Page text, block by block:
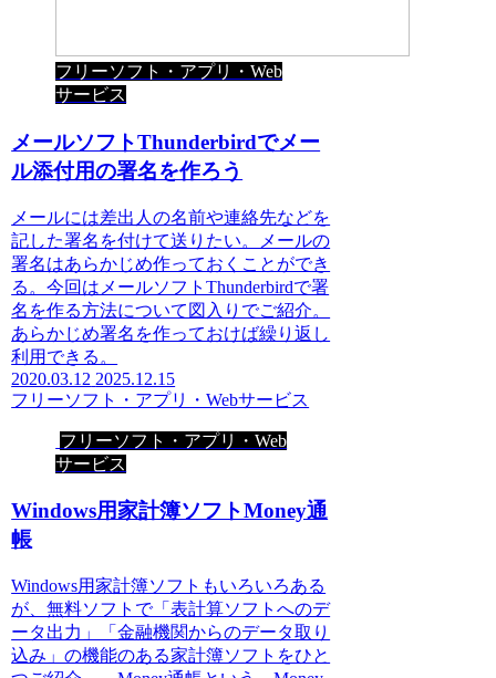
フリーソフト・アプリ・Web
サービス
メールソフトThunderbirdでメー
ル添付用の署名を作ろう
メールには差出人の名前や連絡先などを
記した署名を付けて送りたい。メールの
署名はあらかじめ作っておくことができ
る。今回はメールソフトThunderbirdで署
名を作る方法について図入りでご紹介。
あらかじめ署名を作っておけば繰り返し
利用できる。
2020.03.12 2025.12.15
フリーソフト・アプリ・Webサービス
フリーソフト・アプリ・Web
サービス
Windows用家計簿ソフトMoney通
帳
Windows用家計簿ソフトもいろいろある
が、無料ソフトで「表計算ソフトへのデ
ータ出力」「金融機関からのデータ取り
込み」の機能のある家計簿ソフトをひと